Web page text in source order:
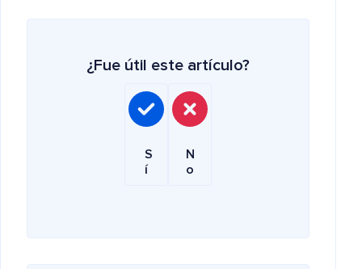
¿Fue útil este artículo?
S
í
N
o